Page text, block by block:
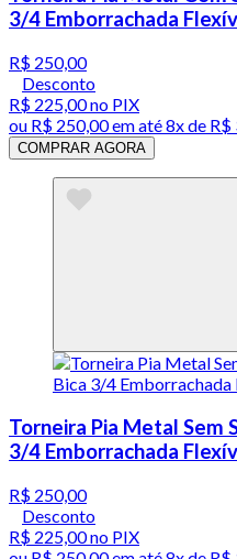
3/4 Emborrachada
R$ 250,00
Desconto
R$ 225,00no PIX
ou R$ 250,00em até8x de R$
COMPRAR AGORA
Torneira Pia Metal Sem
3/4 Emborrachada
R$ 250,00
Desconto
R$ 225,00no PIX